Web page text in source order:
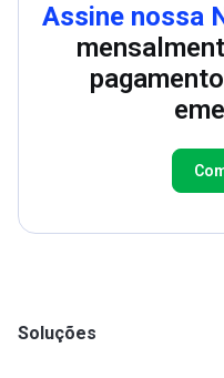
Assine nossa
Soluções